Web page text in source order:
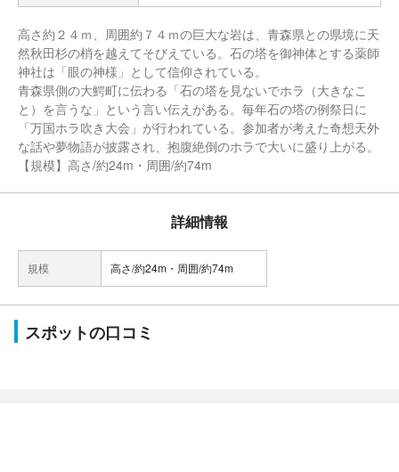
高さ約２４ｍ、周囲約７４ｍの巨大な岩は、青森県との県境に天
然秋田杉の梢を越えてそびえている。石の塔を御神体とする薬師
神社は「眼の神様」として信仰されている。
青森県側の大鰐町に伝わる「石の塔を見ないでホラ（大きなこ
と）を言うな」という言い伝えがある。毎年石の塔の例祭日に
「万国ホラ吹き大会」が行われている。参加者が考えた奇想天外
な話や夢物語が披露され、抱腹絶倒のホラで大いに盛り上がる。
【規模】高さ/約24m・周囲/約74m
詳細情報
規模 高さ/約24m・周囲/約74m
スポットの口コミ